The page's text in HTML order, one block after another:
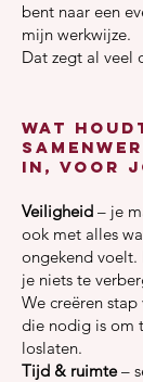
bent naar een
mijn werkwijze.
Dat zegt al veel
Wat
in, voor
Veiligheid – je
ook met alles
ongekend
je niets te
We creëren
die nodig is om
loslaten.
Tijd & ruimte–